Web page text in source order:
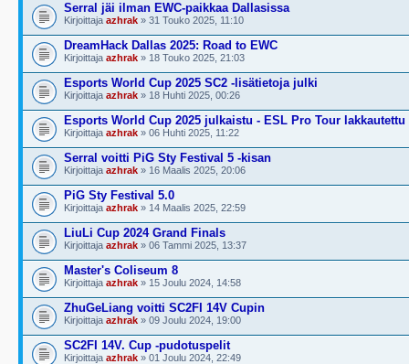
Serral jäi ilman EWC-paikkaa Dallasissa
Kirjoittaja azhrak » 31 Touko 2025, 11:10
DreamHack Dallas 2025: Road to EWC
Kirjoittaja azhrak » 18 Touko 2025, 21:03
Esports World Cup 2025 SC2 -lisätietoja julki
Kirjoittaja azhrak » 18 Huhti 2025, 00:26
Esports World Cup 2025 julkaistu - ESL Pro Tour lakkautettu
Kirjoittaja azhrak » 06 Huhti 2025, 11:22
Serral voitti PiG Sty Festival 5 -kisan
Kirjoittaja azhrak » 16 Maalis 2025, 20:06
PiG Sty Festival 5.0
Kirjoittaja azhrak » 14 Maalis 2025, 22:59
LiuLi Cup 2024 Grand Finals
Kirjoittaja azhrak » 06 Tammi 2025, 13:37
Master's Coliseum 8
Kirjoittaja azhrak » 15 Joulu 2024, 14:58
ZhuGeLiang voitti SC2FI 14V Cupin
Kirjoittaja azhrak » 09 Joulu 2024, 19:00
SC2FI 14V. Cup -pudotuspelit
Kirjoittaja azhrak » 01 Joulu 2024, 22:49